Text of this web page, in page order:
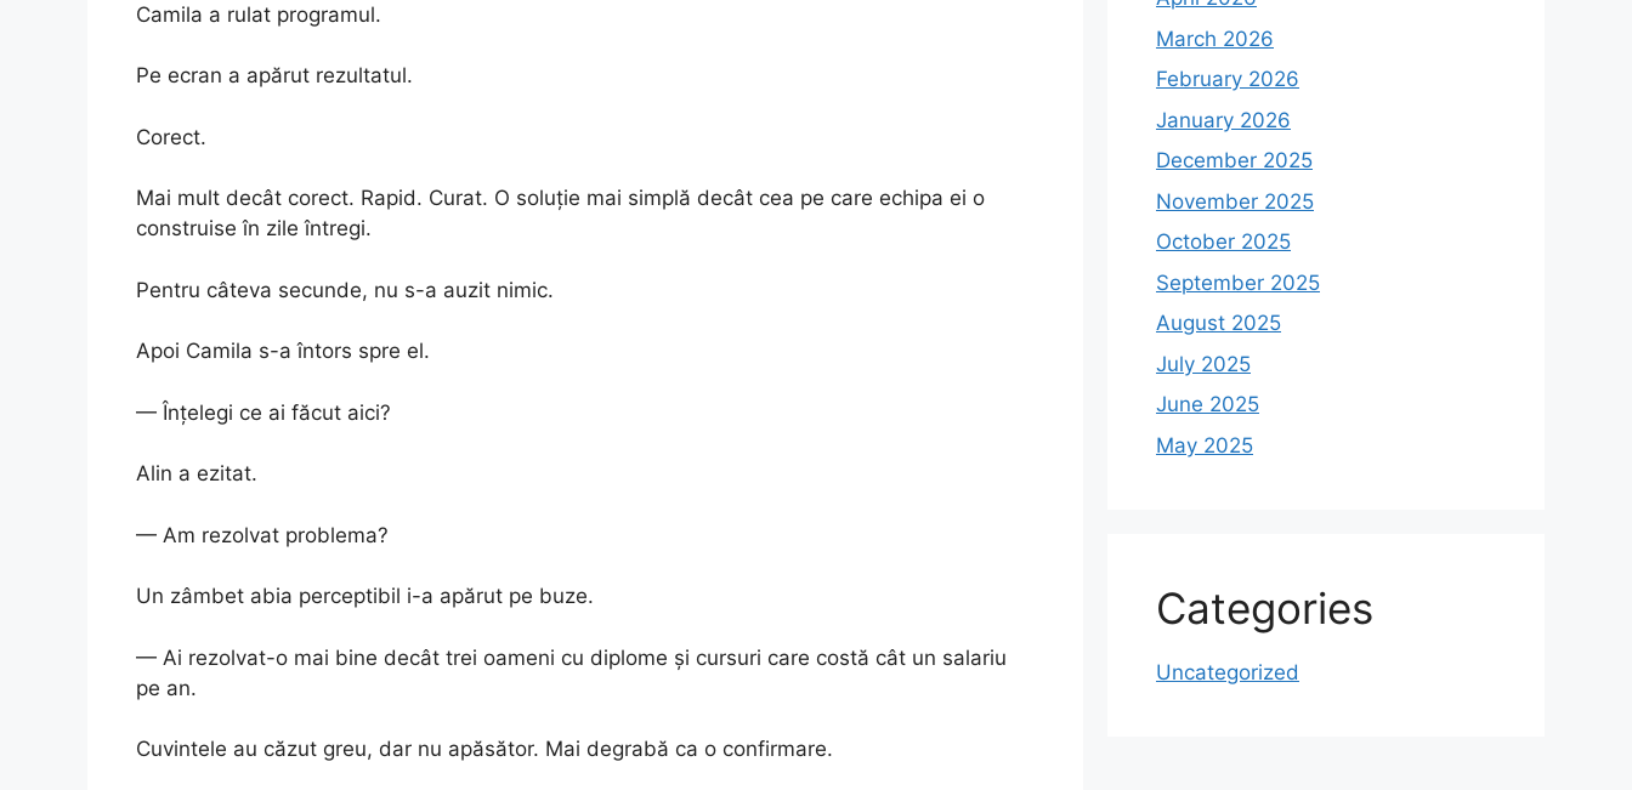
Camila a rulat programul.
Pe ecran a apărut rezultatul.
Corect.
Mai mult decât corect. Rapid. Curat. O soluție mai simplă decât cea pe care echipa ei o
construise în zile întregi.
Pentru câteva secunde, nu s-a auzit nimic.
Apoi Camila s-a întors spre el.
— Înțelegi ce ai făcut aici?
Alin a ezitat.
— Am rezolvat problema?
Un zâmbet abia perceptibil i-a apărut pe buze.
— Ai rezolvat-o mai bine decât trei oameni cu diplome și cursuri care costă cât un salariu
pe an.
Cuvintele au căzut greu, dar nu apăsător. Mai degrabă ca o confirmare.
March 2026
February 2026
January 2026
December 2025
November 2025
October 2025
September 2025
August 2025
July 2025
June 2025
May 2025
Categories
Uncategorized